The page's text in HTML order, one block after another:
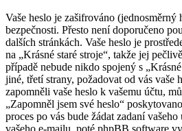
Vaše heslo je zašifrováno (jednosměrný
bezpečnosti. Přesto není doporučeno
dalších stránkách. Vaše heslo je
na „Krásné staré stroje“, takže jej
případě nebude nikdo spojený s
jiné, třetí strany, požadovat od vás vaše
zapomněli vaše heslo k vašemu účtu,
„Zapomněl jsem své heslo“
proces po vás bude žádat zadaní
vašeho e-mailu, poté phpBB software